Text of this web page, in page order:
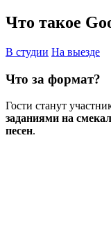
Что такое
В студии На выезде
Что за формат?
Гости станут
заданиями на
песен.